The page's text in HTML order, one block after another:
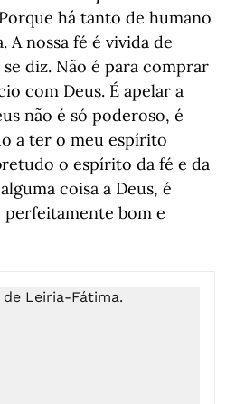
há tanto de humano
A nossa fé é vivida de
diz. Não é para comprar
com Deus. É apelar a
não é só poderoso, é
a ter o meu espírito
o espírito da fé e da
coisa a Deus, é
perfeitamente bom e